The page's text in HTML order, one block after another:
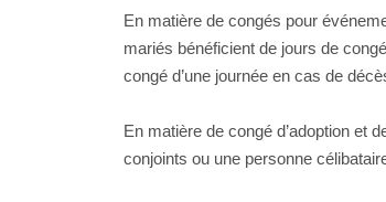
En matière de congés pour
mariés bénéficient de jours de
congé d’une journée en cas de
En matière de congé d’adoption et
conjoints ou une personne